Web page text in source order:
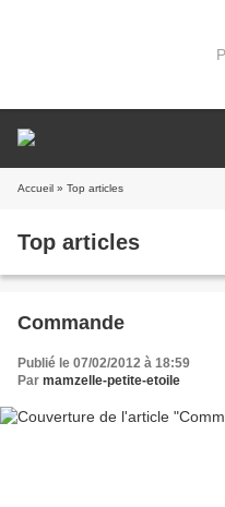
Accueil » Top articles
Top articles
Commande
Publié le 07/02/2012 à 18:59
Par mamzelle-petite-etoile